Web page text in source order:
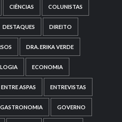
CIÊNCIAS COLUNISTAS
DESTAQUES DIREITO
DRA. ERIKA VERDE
ECONOMIA
ENTRE ASPAS ENTREVISTAS
GASTRONOMIA GOVERNO